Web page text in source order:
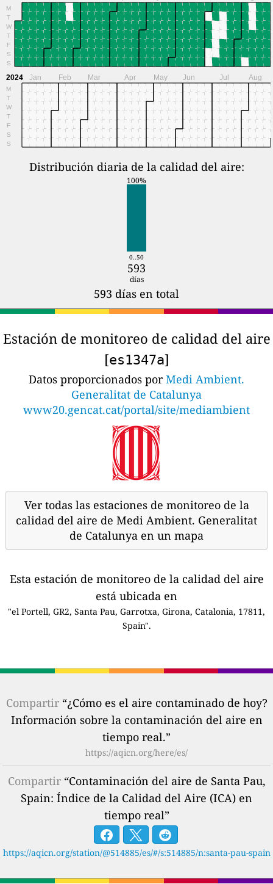
M
T
W
T
F
S
S
2024
M
T
W
T
F
S
S
Jan Feb Mar Apr May Jun Jul Aug
Distribución diaria de la calidad del aire:
100%
0..50
593
días
593 días en total
Estación de monitoreo de calidad del aire
[es1347a]
Datos proporcionados porMedi Ambient.
Generalitat de Catalunya
www20.gencat.cat/portal/site/mediambient
Ver todas las estaciones de monitoreo de la
calidad del aire de Medi Ambient. Generalitat
de Catalunya en un mapa
Esta estación de monitoreo de la calidad del aire
está ubicada en
"el Portell, GR2, Santa Pau, Garrotxa, Girona, Catalonia, 17811,
Spain".
Compartir“¿Cómo es el aire contaminado de hoy?
Información sobre la contaminación del aire en
tiempo real.”
https://aqicn.org/here/es/
Compartir“Contaminación del aire de Santa Pau,
Spain: Índice de la Calidad del Aire (ICA) en
tiempo real”
https://aqicn.org/station/@514885/es/#/s:514885/n:santa-pau-spain